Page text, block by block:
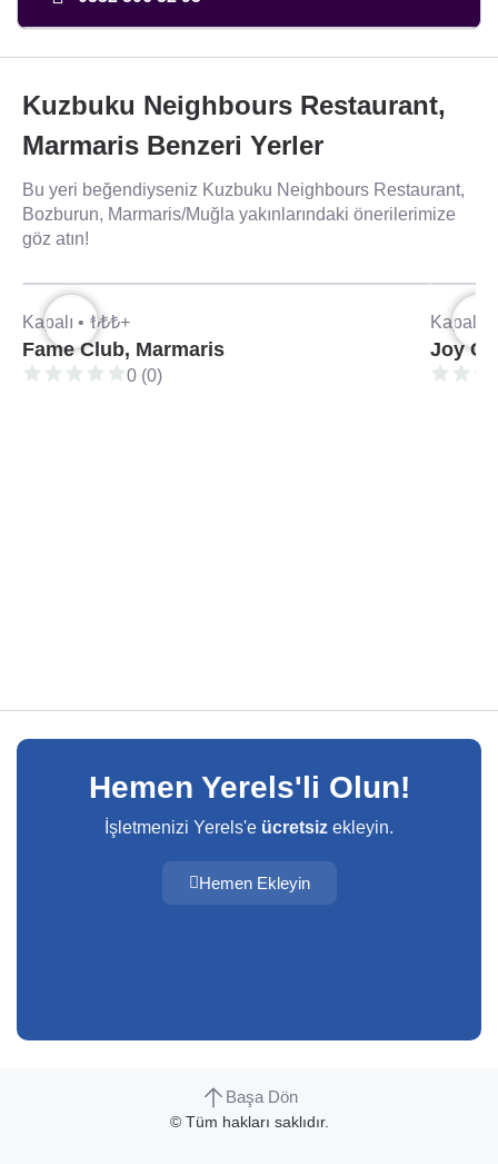
Kuzbuku Neighbours Restaurant,
Marmaris Benzeri Yerler
Bu yeri beğendiyseniz Kuzbuku Neighbours Restaurant,
Bozburun, Marmaris/Muğla yakınlarındaki önerilerimize
göz atın!
Kapalı • ₺₺₺+
Fame Club, Marmaris
0 (0)
Kapalı •
Joy
Hemen Yerels'li Olun!
İşletmenizi Yerels'e ücretsiz ekleyin.
Hemen Ekleyin
Başa Dön
© Tüm hakları saklıdır.